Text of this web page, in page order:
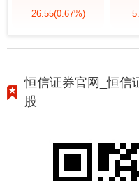
26.55(0.67%)
恒信证券官网_恒信
股